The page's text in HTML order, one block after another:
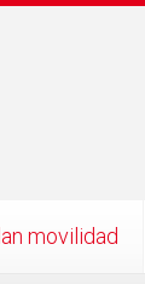
movilidad